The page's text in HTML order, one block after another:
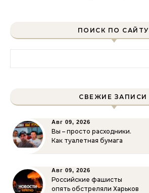
ПОИСК ПО САЙТУ
СВЕЖИЕ ЗАПИСИ
Авг 09, 2026
Вы – просто расходники.
Как туалетная бумага
Авг 09, 2026
Российские фашисты
опять обстреляли Харьков